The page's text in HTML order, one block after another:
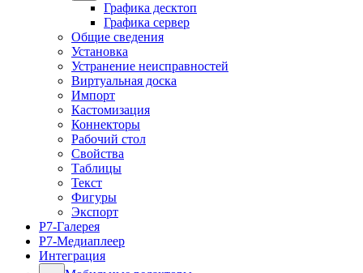
Графика десктоп
Графика сервер
Общие сведения
Установка
Устранение неисправностей
Виртуальная доска
Импорт
Кастомизация
Коннекторы
Рабочий стол
Свойства
Таблицы
Текст
Фигуры
Экспорт
Р7-Галерея
Р7-Медиаплеер
Интеграция